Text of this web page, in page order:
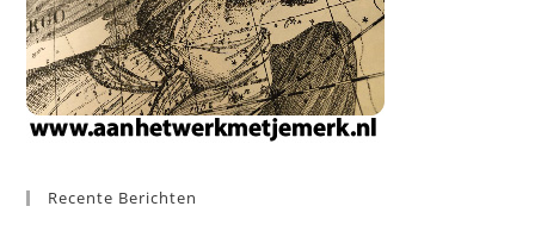
Recente Berichten